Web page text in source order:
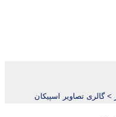
>گالری تصاویر اسپیکان